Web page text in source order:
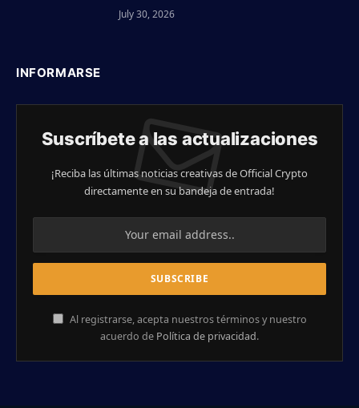
July 30, 2026
INFORMARSE
Suscríbete a las actualizaciones
¡Reciba las últimas noticias creativas de Official Crypto
directamente en su bandeja de entrada!
Al registrarse, acepta nuestros términos y nuestro
acuerdo de Política de privacidad.